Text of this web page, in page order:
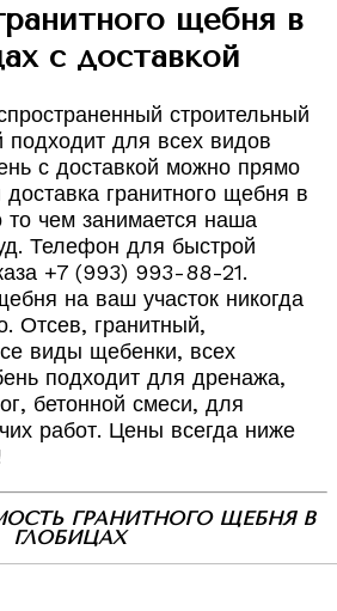
щебня в
с доставкой
строительный
подходит для всех видов
с доставкой можно прямо
гранитного щебня в
то чем занимается наша
Телефон для быстрой
+7 (993) 993-88-21.
на ваш участок никогда
Отсев, гранитный,
виды щебенки, всех
подходит для дренажа,
бетонной смеси, для
работ. Цены всегда ниже
ГРАНИТНОГО ЩЕБНЯ В
ГЛОБИЦАХ